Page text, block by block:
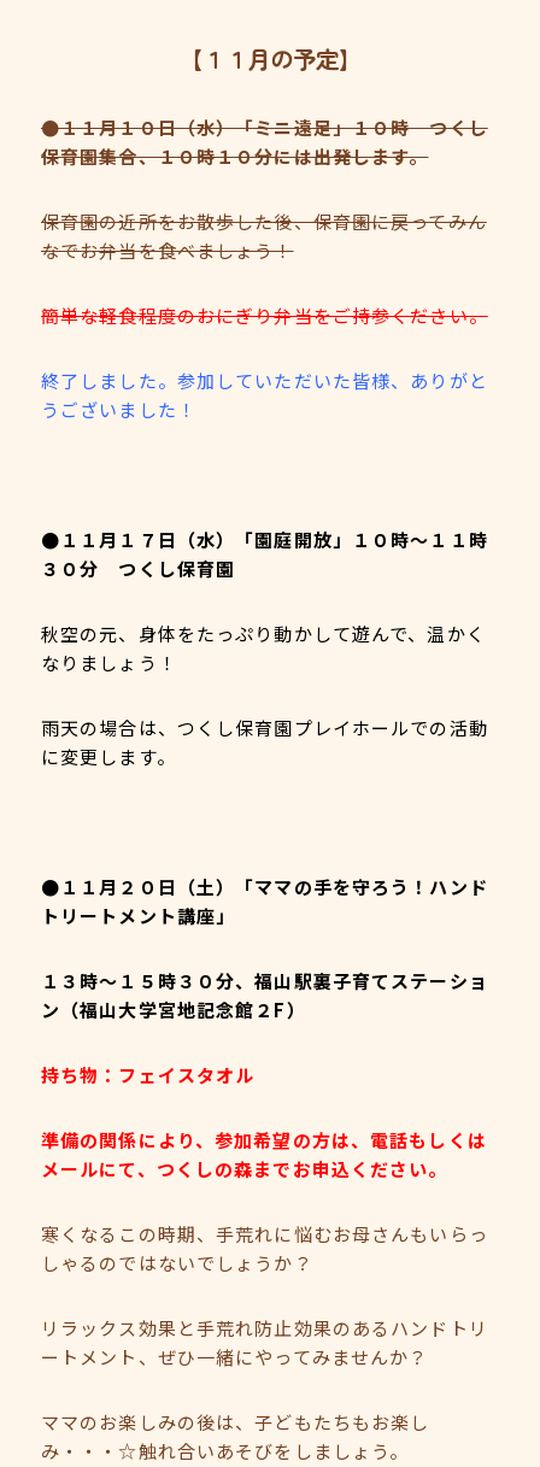
【１１月の予定】
●１１月１０日（水）「ミニ遠足」１０時 つくし
保育園集合、１０時１０分には出発します。
保育園の近所をお散歩した後、保育園に戻ってみん
なでお弁当を食べましょう！
簡単な軽食程度のおにぎり弁当をご持参ください。
終了しました。参加していただいた皆様、ありがと
うございました！
●１１月１７日（水）「園庭開放」１０時～１１時
３０分 つくし保育園
秋空の元、身体をたっぷり動かして遊んで、温かく
なりましょう！
雨天の場合は、つくし保育園プレイホールでの活動
に変更します。
●１１月２０日（土）「ママの手を守ろう！ハンド
トリートメント講座」
１３時～１５時３０分、福山駅裏子育てステーショ
ン（福山大学宮地記念館２F）
持ち物：フェイスタオル
準備の関係により、参加希望の方は、電話もしくは
メールにて、つくしの森までお申込ください。
寒くなるこの時期、手荒れに悩むお母さんもいらっ
しゃるのではないでしょうか？
リラックス効果と手荒れ防止効果のあるハンドトリ
ートメント、ぜひ一緒にやってみませんか？
ママのお楽しみの後は、子どもたちもお楽し
み・・・☆触れ合いあそびをしましょう。